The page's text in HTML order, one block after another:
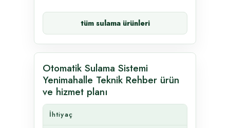
tüm sulama ürünleri
Otomatik Sulama Sistemi
Yenimahalle Teknik Rehber ürün
ve hizmet planı
İhtiyaç